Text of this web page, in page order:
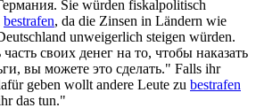
Sie würden fiskalpolitisch
bestrafen, da die Zinsen in Ländern wie
unweigerlich steigen würden.
своих денег на то, чтобы наказать
вы можете это сделать." Falls ihr
geben wollt andere Leute zu bestrafen
das tun."